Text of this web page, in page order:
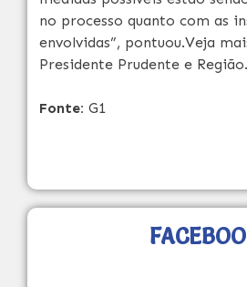
no processo quanto com as
envolvidas”, pontuou.Veja
Presidente Prudente e Região.
Fonte: G1